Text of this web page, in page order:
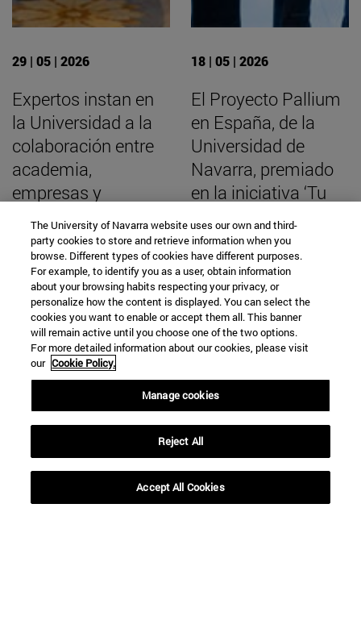
29 | 05 | 2026
Expertos instan en
la Universidad a la
colaboración entre
academia,
empresas y
reguladores para
afrontar el reto de la
transición
energética
18 | 05 | 2026
El Proyecto Pallium
en España, de la
Universidad de
Navarra, premiado
en la iniciativa ‘Tu
dinero con corazón’
de Ibercaja
BUSCADOR NOTICIAS
Desde
The University of Navarra website uses our own and third-
party cookies to store and retrieve information when you
browse. Different types of cookies have different purposes.
For example, to identify you as a user, obtain information
about your browsing habits respecting your privacy, or
personalize how the content is displayed. You can select the
cookies you want to enable or accept them all. This banner
will remain active until you choose one of the two options.
For more detailed information about our cookies, please visit
our Cookie Policy.
Manage cookies
Reject All
Accept All Cookies